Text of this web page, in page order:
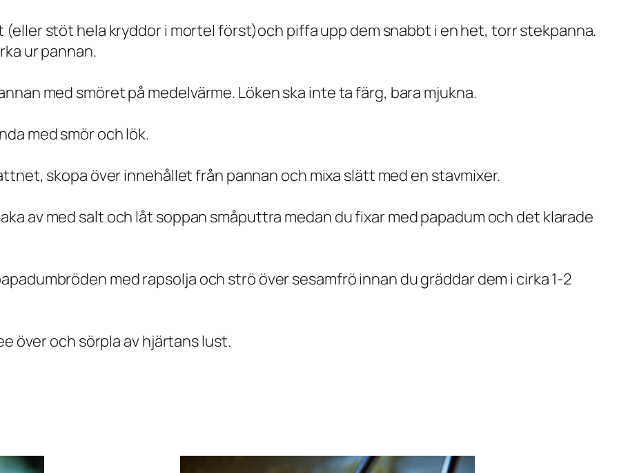
(eller stöt hela kryddor i mortel först)och piffa upp dem snabbt i en het, torr stekpanna.
ur pannan.
med smöret på medelvärme. Löken ska inte ta färg, bara mjukna.
med smör och lök.
skopa över innehållet från pannan och mixa slätt med en stavmixer.
av med salt och låt soppan småputtra medan du fixar med papadum och det klarade
med rapsolja och strö över sesamfrö innan du gräddar dem i cirka 1-2
över och sörpla av hjärtans lust.